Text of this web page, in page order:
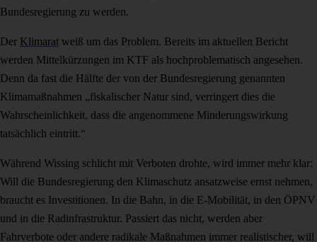
Bundesregierung zu werden.
Der Klimarat weiß um das Problem. Bereits im aktuellen Bericht
werden Mittelkürzungen im KTF als hochproblematisch angesehen.
Denn da fast die Hälfte der von der Bundesregierung genannten
Klimamaßnahmen „fiskalischer Natur sind, verringert dies die
Wahrscheinlichkeit, dass die angenommene Minderungswirkung
tatsächlich eintritt.“
Während Wissing schlicht mit Verboten drohte, wird immer mehr klar:
Will die Bundesregierung den Klimaschutz ansatzweise ernst nehmen,
braucht es Investitionen. In die Bahn, in die E-Mobilität, in den ÖPNV
und in die Radinfrastruktur. Passiert das nicht, werden aber
Fahrverbote oder andere radikale Maßnahmen immer realistischer, will